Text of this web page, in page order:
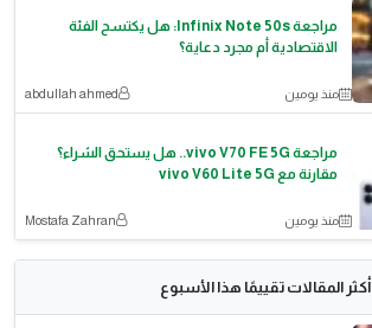
مراجعة Infinix Note 50s: هل يكتسح الفئة
الاقتصادية أم مجرد دعاية؟
منذ يومين abdullah ahmed
مراجعة vivo V70 FE 5G.. هل يستحق الشراء؟
مقارنة مع vivo V60 Lite 5G
منذ يومين Mostafa Zahran
أكثر المقالات تقييمًا هذا الأسبوع